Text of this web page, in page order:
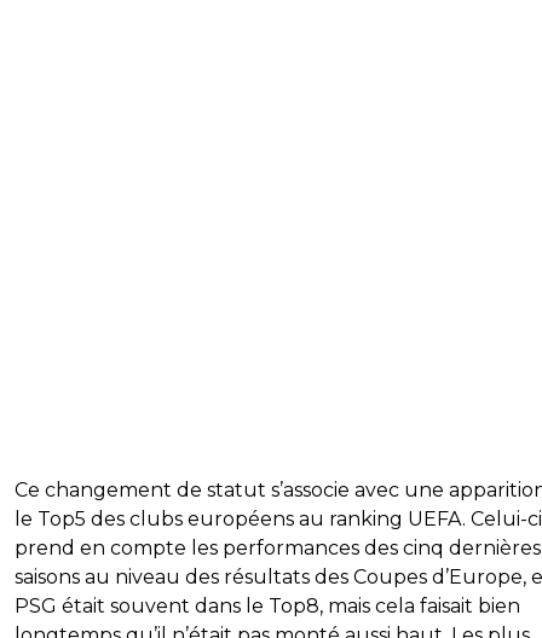
Ce changement de statut s’associe avec une
le Top5 des clubs européens au ranking UEFA. Celui-ci
prend en compte les performances des cinq dernières
saisons au niveau des résultats des Coupes d’Europe,
PSG était souvent dans le Top8, mais cela faisait bien